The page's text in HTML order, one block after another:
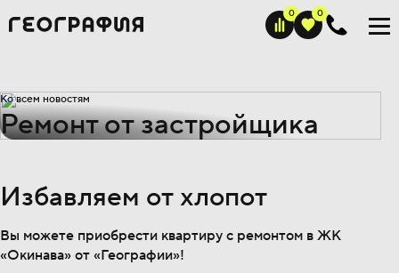
Ко всем новостям
Ремонт от застройщика
Избавляем от хлопот
Вы можете приобрести квартиру с ремонтом в ЖК
«Окинава» от «Географии»!